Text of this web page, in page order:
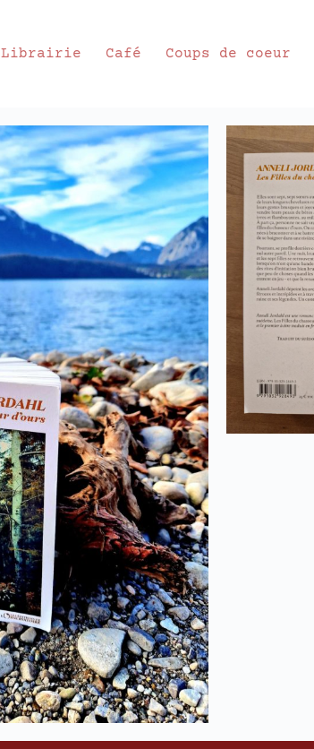
Librairie Café Coups de coeur